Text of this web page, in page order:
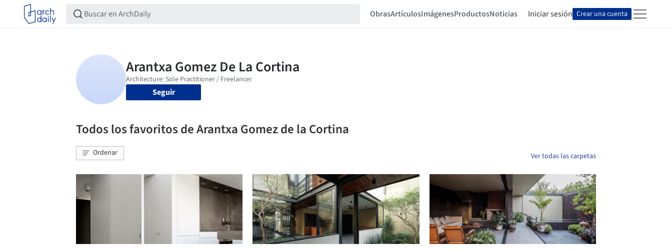
ObrasArtículosImágenesProductosNoticias Iniciar sesión Crear una cuenta
Seguir
Todos los favoritos de Arantxa Gomez de la Cortina
Ordenar Ver todas las carpetas